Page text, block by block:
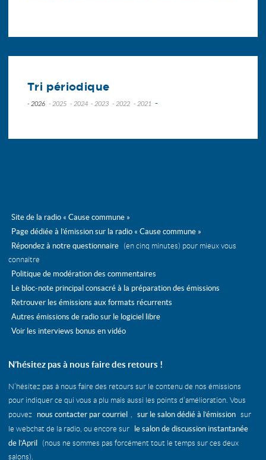
Tri périodique
- 2026
mai
- 2025
octobre
avril
mars
février
- 2024
octobre
mars
février
janvier
- 2023
septembre
février
- 2022
septembre
- 2021 -
Site de la radio « Cause commune »
Page dédiée à l’émission sur la radio « Cause commune »
Répondez à notre questionnaire
(en cinq minutes) pour mieux vous
connaître
Politique de modération des commentaires
Le bloc-note principal consacré à la préparation des émissions
Retrouver les émissions aux formats récurrents
Autres émissions de radio sur le logiciel libre
Voir les interviews bonus en vidéo
N’hésitez pas à nous faire des retours !
N’hésitez pas à nous faire des retours sur le contenu de nos émissions
pour indiquer ce qui vous a plu mais aussi les points d’amélioration. Vous
pouvez
nous contacter par courriel , sur le salon dédié à l’émission sur
le webchat de la radio, ou encore sur
le salon de discussion instantanée
de l’April
(nous ne sommes pas forcément tout le temps sur ces deux
salons).